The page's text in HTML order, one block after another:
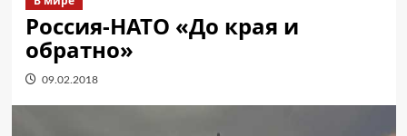
Россия-НАТО «До края и
обратно»
09.02.2018